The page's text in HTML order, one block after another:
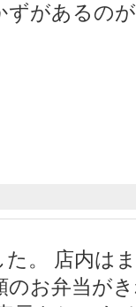
ずがあるの
。 店内は
お弁当が